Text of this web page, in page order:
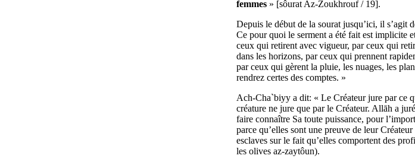
femmes » [sôurat Az-Zoukhrouf / 19].
Depuis le début de la sourat jusqu’ici, il s’agit
Ce pour quoi le serment a été fait est implicite
ceux qui retirent avec vigueur, par ceux qui
dans les horizons, par ceux qui prennent
par ceux qui gèrent la pluie, les nuages, les
rendrez certes des comptes. »
Ach-Cha`biyy a dit: « Le Créateur jure par ce
créature ne jure que par le Créateur. Allāh a
faire connaître Sa toute puissance, pour
parce qu’elles sont une preuve de leur
esclaves sur le fait qu’elles comportent des
les olives az-zaytôun).